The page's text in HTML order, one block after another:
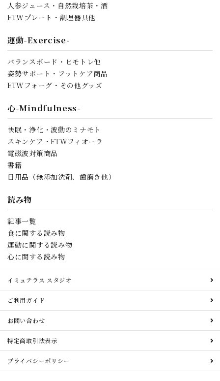
人参ジュース・自然栽培茶・酒
FTWプレート・調理器具他
運動-Exercise-
バランスボード・ヒモトレ他
姿勢サポート・フットケア商品
FTWフォーグ・その他グッズ
心-Mindfulness-
快眠・浄化・波動のミナモト
スキンケア・FTWフィオーラ
電磁波対策商品
書籍
日用品（無添加洗剤、歯磨き他）
読み物
記事一覧
食に関する読み物
運動に関する読み物
心に関する読み物
イミュテラス スタジオ
ご利用ガイド
お問い合わせ
特定商取引法表示
プライバシーポリシー